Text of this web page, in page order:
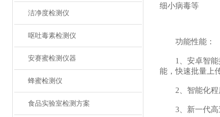
洁净度检测仪
呕吐毒素检测仪
安赛蜜检测仪器
蜂蜜检测仪
食品实验室检测方案
细小病毒等
功能性能：
1、安卓智能操
能，快速批量上
2、智能化程度
3、新一代高速